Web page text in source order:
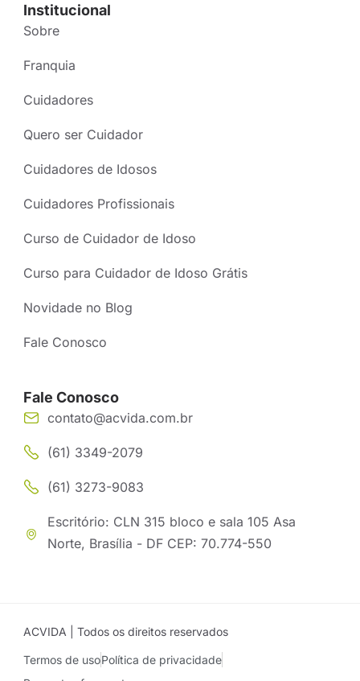
Institucional
Sobre
Franquia
Cuidadores
Quero ser Cuidador
Cuidadores de Idosos
Cuidadores Profissionais
Curso de Cuidador de Idoso
Curso para Cuidador de Idoso Grátis
Novidade no Blog
Fale Conosco
Fale Conosco
contato@acvida.com.br
(61) 3349-2079
(61) 3273-9083
Escritório: CLN 315 bloco e sala 105 Asa
Norte, Brasília - DF CEP: 70.774-550
ACVIDA | Todos os direitos reservados
Termos de usoPolítica de privacidade